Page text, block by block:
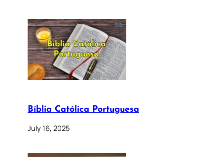
Bíblia Católica Portuguesa
July 16, 2025